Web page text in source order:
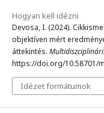
Hogyan kell idézni
Devosa, I. (2024).
objektíven mért
áttekintés.
https://doi.org/10.58701/
Idézet formátumok